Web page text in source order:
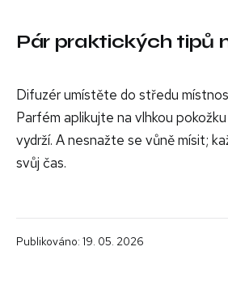
Pár praktických tipů
Difuzér umístěte do středu
Parfém aplikujte na vlhkou
vydrží. A nesnažte se vůně mísit;
svůj čas.
Publikováno: 19. 05. 2026